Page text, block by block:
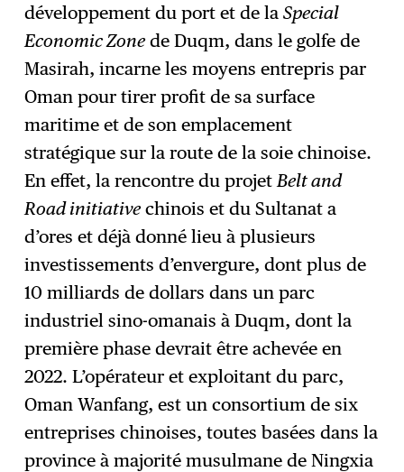
développement du port et de laSpecial
Economic Zonede Duqm, dans le golfe de
Masirah, incarne les moyens entrepris par
Oman pour tirer profit de sa surface
maritime et de son emplacement
stratégique sur la route de la soie chinoise.
En effet, la rencontre du projet Belt and
Road initiativechinois et du Sultanat a
d’ores et déjà donné lieu à plusieurs
investissements d’envergure, dont plus de
10 milliards de dollars dans un parc
industriel sino-omanais à Duqm, dont la
première phase devrait être achevée en
2022. L’opérateur et exploitant du parc,
Oman Wanfang, est un consortium de six
entreprises chinoises, toutes basées dans la
province à majorité musulmane de Ningxia